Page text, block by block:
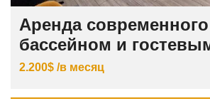
Аренда
бассейном и
2.200$ /в месяц